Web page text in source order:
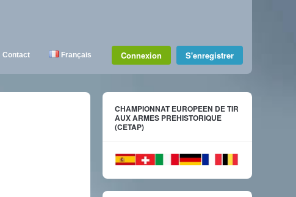
Contact Français Connexion S'enregistrer
CHAMPIONNAT EUROPEEN DE TIR
AUX ARMES PREHISTORIQUE
(CETAP)